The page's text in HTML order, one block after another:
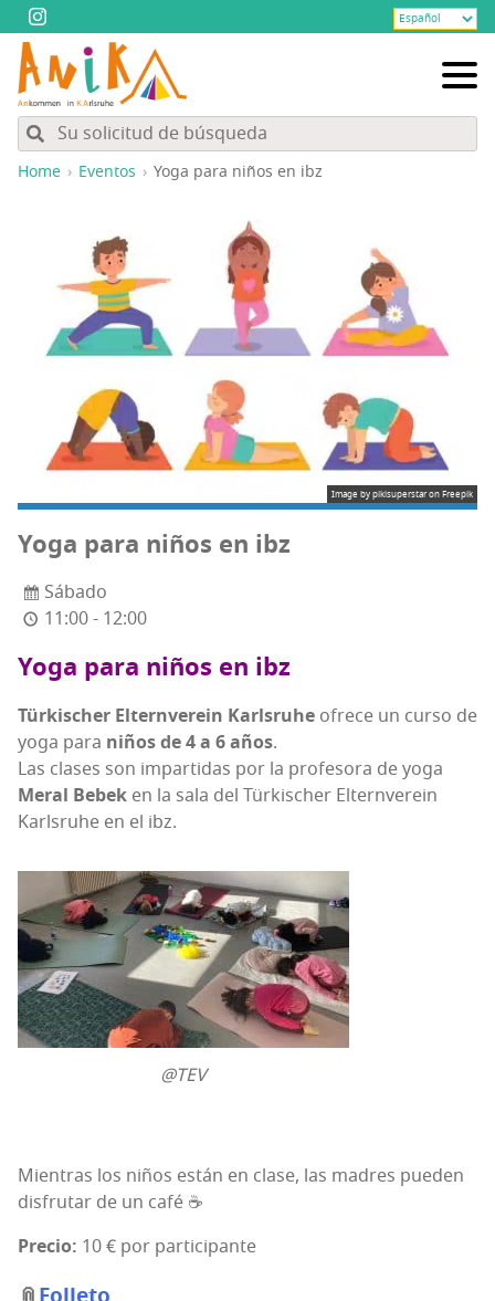
Home Eventos Yoga para niños en ibz
Image by pikisuperstaron Freepik
Yoga para niños en ibz
Sábado
11:00 - 12:00
Yoga para niños en ibz
Tür­kis­cher Eltern­ve­rein Karls­ruhe ofre­ce un cur­so de
yoga para niños de 4 a 6 años.
Las cla­ses son impar­ti­das por la pro­fe­so­ra de yoga
Meral Bebek en la sala del Tür­kis­cher Eltern­ve­rein
Karls­ruhe en el ibz.
@TEV
Mien­tras los niños están en cla­se, las madres pue­den
dis­fru­tar de un café ☕
Pre­cio: 10 € por participante